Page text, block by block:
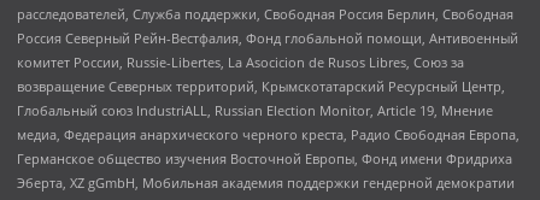
расследователей, Служба поддержки, Свободная Россия Берлин, Свободная
Россия Северный Рейн-Вестфалия, Фонд глобальной помощи, Антивоенный
комитет России, Russie-Libertes, La Asocicion de Rusos Libres, Союз за
возвращение Северных территорий, Крымскотатарский Ресурсный Центр,
Глобальный союз IndustriALL, Russian Election Monitor, Article 19, Мнение
медиа, Федерация анархического черного креста, Радио Свободная Европа,
Германское общество изучения Восточной Европы, Фонд имени Фридриха
Эберта, XZ gGmbH, Мобильная академия поддержки гендерной демократии